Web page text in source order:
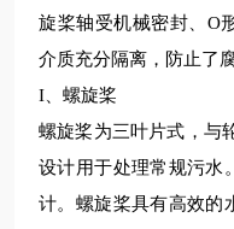
旋桨轴受机械密封、 O
介质充分隔离，防止了
I、螺旋桨
螺旋桨为三叶片式，与
设计用于处理常规污水
计。螺旋桨具有高效的